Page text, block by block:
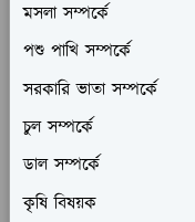
মসলা সম্পর্কে
পশু পাখি সম্পর্কে
সরকারি ভাতা সম্পর্কে
চুল সম্পর্কে
ডাল সম্পর্কে
কৃষি বিষয়ক